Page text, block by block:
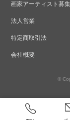
画家アーティスト募集
法人営業
特定商取引法
会社概要
©